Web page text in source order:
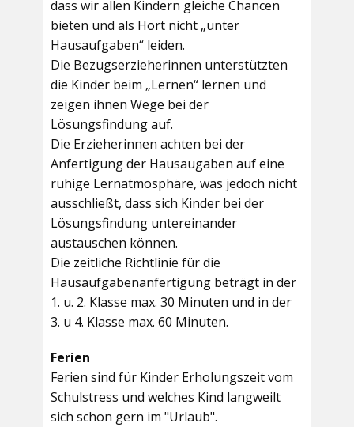
dass wir allen Kindern gleiche Chancen
bieten und als Hort nicht „unter
Hausaufgaben“ leiden.
Die Bezugserzieherinnen unterstützten
die Kinder beim „Lernen“ lernen und
zeigen ihnen Wege bei der
Lösungsfindung auf.
Die Erzieherinnen achten bei der
Anfertigung der Hausaugaben auf eine
ruhige Lernatmosphäre, was jedoch nicht
ausschließt, dass sich Kinder bei der
Lösungsfindung untereinander
austauschen können.
Die zeitliche Richtlinie für die
Hausaufgabenanfertigung beträgt in der
1. u. 2. Klasse max. 30 Minuten und in der
3. u 4. Klasse max. 60 Minuten.
Ferien
Ferien sind für Kinder Erholungszeit vom
Schulstress und welches Kind langweilt
sich schon gern im "Urlaub".